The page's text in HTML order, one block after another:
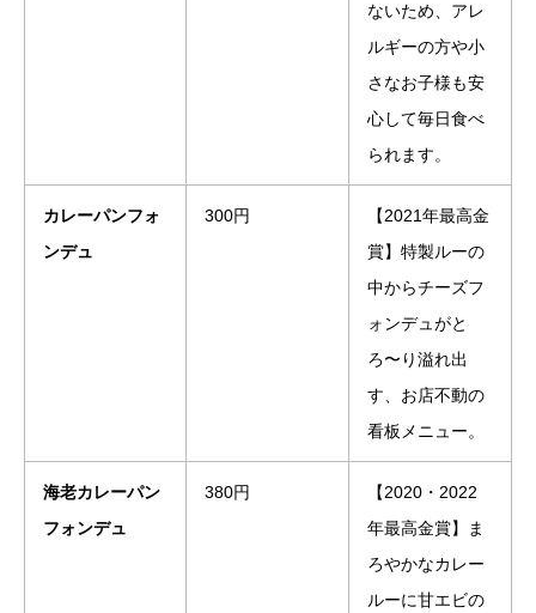
ないため、アレ
ルギーの方や小
さなお子様も安
心して毎日食べ
られます。
カレーパンフォ
ンデュ
300円
【2021年最高金
賞】特製ルーの
中からチーズフ
ォンデュがと
ろ〜り溢れ出
す、お店不動の
看板メニュー。
海老カレーパン
フォンデュ
380円
【2020・2022
年最高金賞】ま
ろやかなカレー
ルーに甘エビの